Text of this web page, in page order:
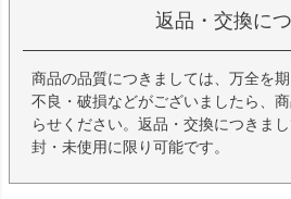
返品・交換に
商品の品質につきましては、万全を
不良・破損などがございましたら、
らせください。返品・交換につきま
封・未使用に限り可能です。